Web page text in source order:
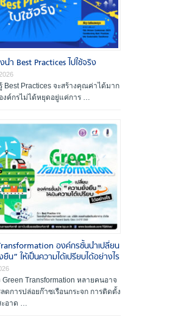
นำ Best Practices ไปใช้จริง
Best Practices จะสร้างคุณค่าได้มาก
งค์กรไม่ได้หยุดอยู่แค่การ …
องค์กรชั้นนำเปลี่ยน
น” ให้เป็นความได้เปรียบได้อย่างไร
Green Transformation หลายคนอาจ
ดการปล่อยก๊าซเรือนกระจก การติดตั้ง
ะอาด …
เกณฑ์รางวัล
ผู้ตรวจประเมินรางวัล